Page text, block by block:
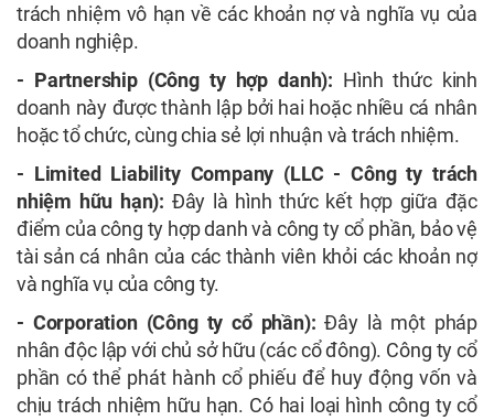
trách nhiệm vô hạn về các khoản nợ và nghĩa vụ của
doanh nghiệp.
- Partnership (Công ty hợp danh): Hình thức kinh
doanh này được thành lập bởi hai hoặc nhiều cá nhân
hoặc tổ chức, cùng chia sẻ lợi nhuận và trách nhiệm.
- Limited Liability Company (LLC - Công ty trách
nhiệm hữu hạn): Đây là hình thức kết hợp giữa đặc
điểm của công ty hợp danh và công ty cổ phần, bảo vệ
tài sản cá nhân của các thành viên khỏi các khoản nợ
và nghĩa vụ của công ty.
- Corporation (Công ty cổ phần): Đây là một pháp
nhân độc lập với chủ sở hữu (các cổ đông). Công ty cổ
phần có thể phát hành cổ phiếu để huy động vốn và
chịu trách nhiệm hữu hạn. Có hai loại hình công ty cổ